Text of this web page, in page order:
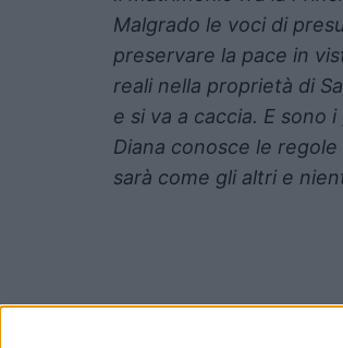
Malgrado le voci di
preservare la pace in
reali nella proprietà di
e si va a caccia. E sono
Diana conosce le
sarà come gli altri e